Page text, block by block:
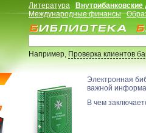
Литература
Международные финансы
Например,Проверка клиентов
Электронная
важной
В чем